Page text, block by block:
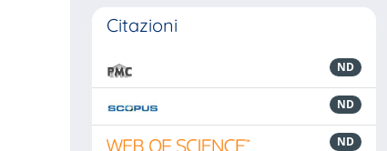
Citazioni
ND
ND
ND